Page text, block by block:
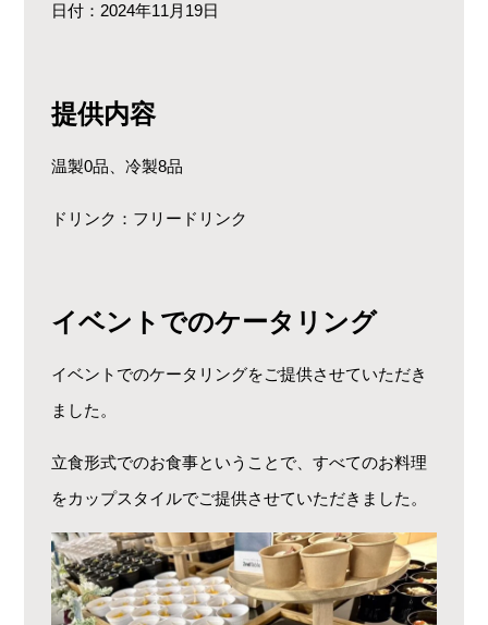
日付：2024年11月19日
提供内容
温製0品、冷製8品
ドリンク：フリードリンク
イベントでのケータリング
イベントでのケータリングをご提供させていただき
ました。
立食形式でのお食事ということで、すべてのお料理
をカップスタイルでご提供させていただきました。